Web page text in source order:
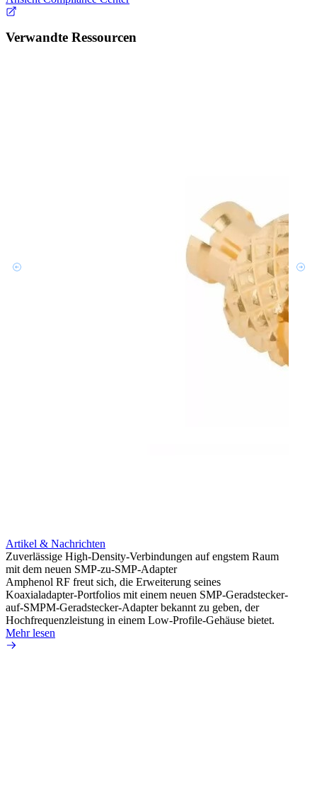
Verwandte Ressourcen
Artikel & Nachrichten
Zuverlässige High-Density-Verbindungen auf engstem Raum
mit dem neuen SMP-zu-SMP-Adapter
Amphenol RF freut sich, die Erweiterung seines
Koaxialadapter-Portfolios mit einem neuen SMP-Geradstecker-
auf-SMPM-Geradstecker-Adapter bekannt zu geben, der
Hochfrequenzleistung in einem Low-Profile-Gehäuse bietet.
Mehr lesen